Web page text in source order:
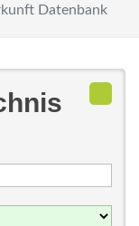
Datenbank